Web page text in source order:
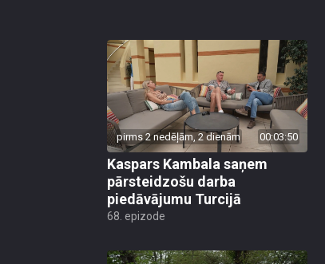
pirms 2 nedēļām, 2 dienām 00:03:50
Kaspars Kambala saņem
pārsteidzošu darba
piedāvājumu Turcijā
68. epizode